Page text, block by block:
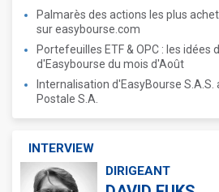
Palmarès des actions les plus
sur easybourse.com
Portefeuilles ETF & OPC : les
d'Easybourse du mois d'Août
Internalisation d'EasyBourse S.A.S.
Postale S.A.
INTERVIEW
DIRIGEANT